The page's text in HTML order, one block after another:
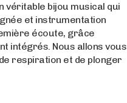
véritable bijou musical qui
et instrumentation
écoute, grâce
intégrés. Nous allons vous
respiration et de plonger